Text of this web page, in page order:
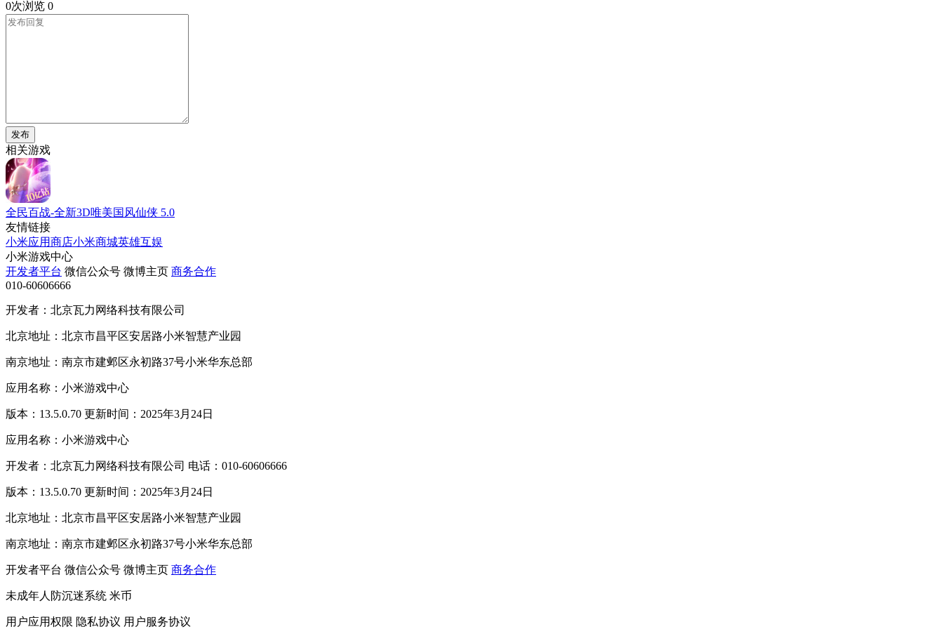
0次浏览 0
发布
相关游戏
全民百战-全新3D唯美国风仙侠 5.0
友情链接
小米应用商店小米商城英雄互娱
小米游戏中心
开发者平台 微信公众号 微博主页 商务合作
010-60606666
开发者：北京瓦力网络科技有限公司
北京地址：北京市昌平区安居路小米智慧产业园
南京地址：南京市建邺区永初路37号小米华东总部
应用名称：小米游戏中心
版本：13.5.0.70 更新时间：2025年3月24日
应用名称：小米游戏中心
开发者：北京瓦力网络科技有限公司 电话：010-60606666
版本：13.5.0.70 更新时间：2025年3月24日
北京地址：北京市昌平区安居路小米智慧产业园
南京地址：南京市建邺区永初路37号小米华东总部
开发者平台 微信公众号 微博主页 商务合作
未成年人防沉迷系统 米币
用户应用权限 隐私协议 用户服务协议